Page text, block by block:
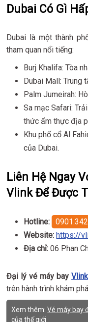
Dubai Có Gì
Dubai là một thành
tham quan nổi tiếng:
Burj Khalifa: Tòa
Dubai Mall: Trung
Palm Jumeirah:
Sa mạc Safari:
thức ẩm thực địa
Khu phố cổ Al
của Dubai.
Liên Hệ Ngay
Vlink Để Được
Hotline:
Website: https://
Địa chỉ: 06 Phan
Đại lý vé máy bayVlink
trên hành trình khám
Xem thêm:Vé máy bay
của thế giới